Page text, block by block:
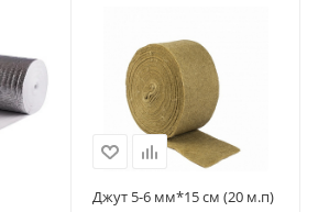
Джут 5-6 мм*15 см (20 м.п)